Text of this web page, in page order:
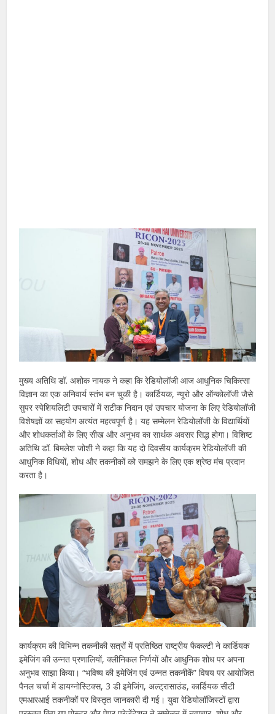
मुख्य अतिथि डॉ. अशोक नायक ने कहा कि रेडियोलॉजी आज आधुनिक चिकित्सा
विज्ञान का एक अनिवार्य स्तंभ बन चुकी है। कार्डियक, न्यूरो और ऑन्कोलॉजी जैसे
सुपर स्पेशियलिटी उपचारों में सटीक निदान एवं उपचार योजना के लिए रेडियोलॉजी
विशेषज्ञों का सहयोग अत्यंत महत्वपूर्ण है। यह सम्मेलन रेडियोलॉजी के विद्यार्थियों
और शोधकर्ताओं के लिए सीख और अनुभव का सार्थक अवसर सिद्ध होगा। विशिष्ट
अतिथि डॉ. बिमलेश जोशी ने कहा कि यह दो दिवसीय कार्यक्रम रेडियोलॉजी की
आधुनिक विधियों, शोध और तकनीकों को समझने के लिए एक श्रेष्ठ मंच प्रदान
करता है।
कार्यक्रम की विभिन्न तकनीकी सत्रों में प्रतिष्ठित राष्ट्रीय फैकल्टी ने कार्डियक
इमेजिंग की उन्नत प्रणालियों, क्लीनिकल निर्णयों और आधुनिक शोध पर अपना
अनुभव साझा किया। “भविष्य की इमेजिंग एवं उन्नत तकनीकें” विषय पर आयोजित
पैनल चर्चा में डायग्नोस्टिक्स, 3 डी इमेजिंग, अल्ट्रासाउंड, कार्डियक सीटी
एमआरआई तकनीकों पर विस्तृत जानकारी दी गई। युवा रेडियोलॉजिस्टों द्वारा